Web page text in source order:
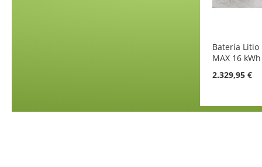
Batería Litio
MAX 16 kWh
2.329,95 €